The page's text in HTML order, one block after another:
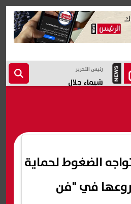
رئيس التحرير
شيماء جلال
الضغوط لحماية
في "فن